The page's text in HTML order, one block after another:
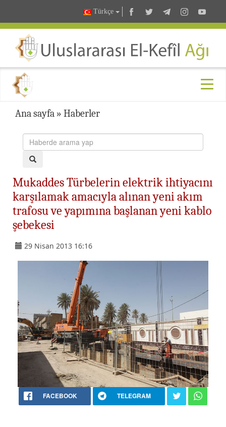
Türkçe
Ana sayfa » Haberler
Mukaddes Türbelerin elektrik ihtiyacını
karşılamak amacıyla alınan yeni akım
trafosu ve yapımına başlanan yeni kablo
şebekesi
29 Nisan 2013 16:16
FACEBOOK TELEGRAM